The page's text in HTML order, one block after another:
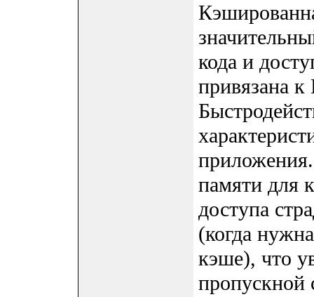
кода и
привязана
памяти для
доступа
(когда
кэше), что
пропускной